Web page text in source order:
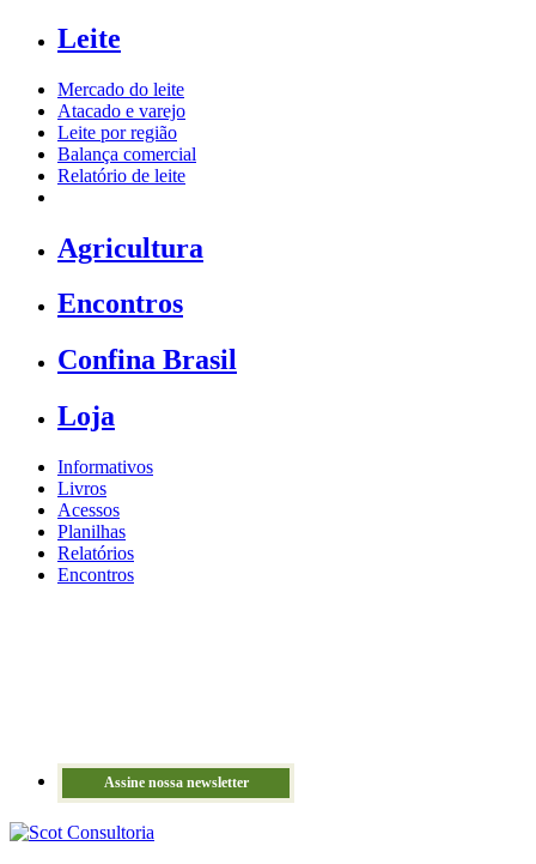
Leite
Mercado do leite
Atacado e varejo
Leite por região
Balança comercial
Relatório de leite
Agricultura
Encontros
Confina Brasil
Loja
Informativos
Livros
Acessos
Planilhas
Relatórios
Encontros
Assine nossa newsletter